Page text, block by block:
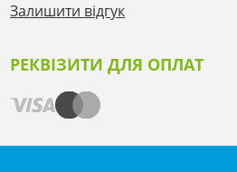
Залишити відгук
РЕКВІЗИТИ ДЛЯ ОПЛАТ